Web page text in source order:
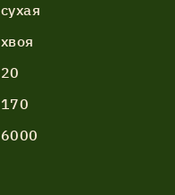
сухая
хвоя
20
170
6000